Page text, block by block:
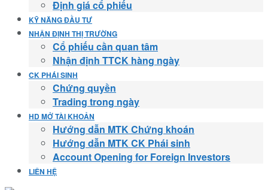
Định giá cổ phiếu
KỸ NĂNG ĐẦU TƯ
NHẬN ĐỊNH THỊ TRƯỜNG
Cổ phiếu cần quan tâm
Nhận định TTCK hàng ngày
CK PHÁI SINH
Chứng quyền
Trading trong ngày
HD MỞ TÀI KHOẢN
Hướng dẫn MTK Chứng khoán
Hướng dẫn MTK CK Phái sinh
Account Opening for Foreign Investors
LIÊN HỆ